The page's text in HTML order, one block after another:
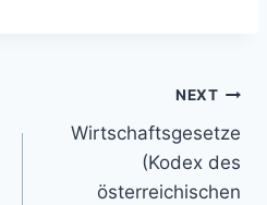
NEXT
Wirtschaftsgesetze
(Kodex des
österreichischen